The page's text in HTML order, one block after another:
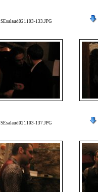
SEsalaud021103-133.JPG
SEsalaud021103-137.JPG